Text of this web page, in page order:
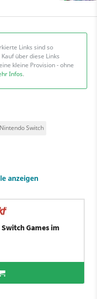
Links sind so
über diese Links
kleine Provision - ohne
Infos.
Nintendo Switch
anzeigen
Games im